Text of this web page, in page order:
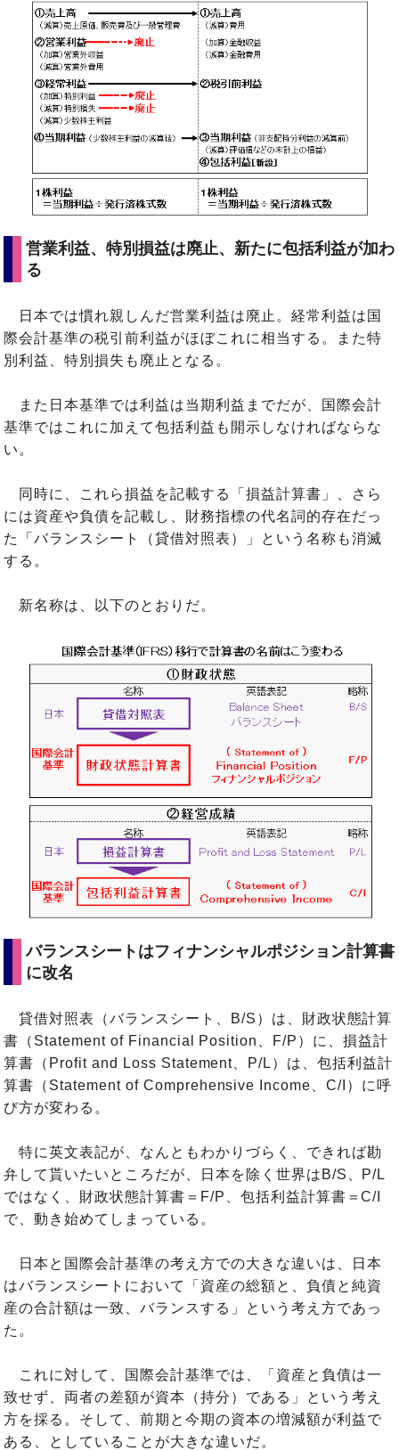
営業利益、特別損益は廃止、新たに包括利益が加わ
る
日本では慣れ親しんだ営業利益は廃止。経常利益は国
際会計基準の税引前利益がほぼこれに相当する。また特
別利益、特別損失も廃止となる。
また日本基準では利益は当期利益までだが、国際会計
基準ではこれに加えて包括利益も開示しなければならな
い。
同時に、これら損益を記載する「損益計算書」、さら
には資産や負債を記載し、財務指標の代名詞的存在だっ
た「バランスシート（貸借対照表）」という名称も消滅
する。
新名称は、以下のとおりだ。
バランスシートはフィナンシャルポジション計算書
に改名
貸借対照表（バランスシート、B/S）は、財政状態計算
書（Statement of Financial Position、F/P）に、損益計
算書（Profit and Loss Statement、P/L）は、包括利益計
算書（Statement of Comprehensive Income、C/I）に呼
び方が変わる。
特に英文表記が、なんともわかりづらく、できれば勘
弁して貰いたいところだが、日本を除く世界はB/S、P/L
ではなく、財政状態計算書＝F/P、包括利益計算書＝C/I
で、動き始めてしまっている。
日本と国際会計基準の考え方での大きな違いは、日本
はバランスシートにおいて「資産の総額と、負債と純資
産の合計額は一致、バランスする」という考え方であっ
た。
これに対して、国際会計基準では、「資産と負債は一
致せず、両者の差額が資本（持分）である」という考え
方を採る。そして、前期と今期の資本の増減額が利益で
ある、としていることが大きな違いだ。